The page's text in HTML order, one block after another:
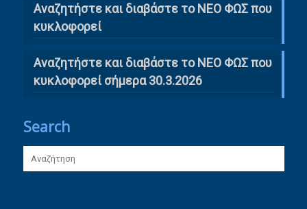
Αναζητήστε και διαβάστε το ΝΕΟ ΦΩΣ που
κυκλοφορεί
Αναζητήστε και διαβάστε το ΝΕΟ ΦΩΣ που
κυκλοφορεί σήμερα 30.3.2026
Search